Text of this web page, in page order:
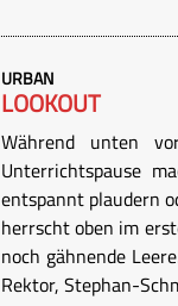
URBAN
LOOKOUT
Während unten
Unterrichtspause
entspannt plaudern
herrscht oben im
noch gähnende
Rektor, Stephan-